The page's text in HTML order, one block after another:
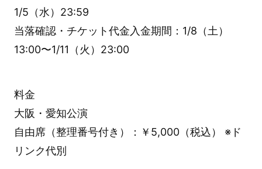
1/5（水）23:59
当落確認・チケット代金入金期間：1/8（土）
13:00〜1/11（火）23:00
料金
大阪・愛知公演
自由席（整理番号付き）：￥5,000（税込） ※ド
リンク代別